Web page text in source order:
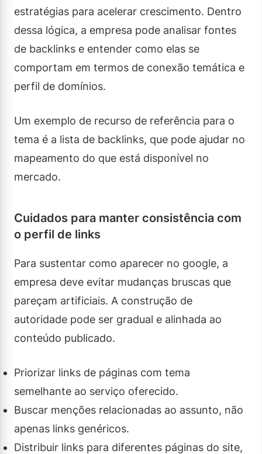
estratégias para acelerar crescimento. Dentro
dessa lógica, a empresa pode analisar fontes
de backlinks e entender como elas se
comportam em termos de conexão temática e
perfil de domínios.
Um exemplo de recurso de referência para o
tema é a lista de backlinks, que pode ajudar no
mapeamento do que está disponível no
mercado.
Cuidados para manter consistência com
o perfil de links
Para sustentar como aparecer no google, a
empresa deve evitar mudanças bruscas que
pareçam artificiais. A construção de
autoridade pode ser gradual e alinhada ao
conteúdo publicado.
Priorizar links de páginas com tema
semelhante ao serviço oferecido.
Buscar menções relacionadas ao assunto, não
apenas links genéricos.
Distribuir links para diferentes páginas do site,